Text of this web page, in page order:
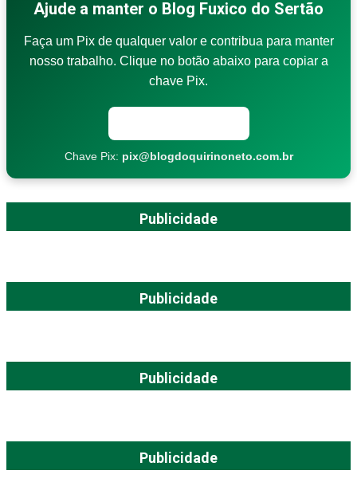
Ajude a manter o Blog Fuxico do Sertão
Faça um Pix de qualquer valor e contribua para manter
nosso trabalho. Clique no botão abaixo para copiar a
chave Pix.
Chave Pix: pix@blogdoquirinoneto.com.br
Publicidade
Publicidade
Publicidade
Publicidade